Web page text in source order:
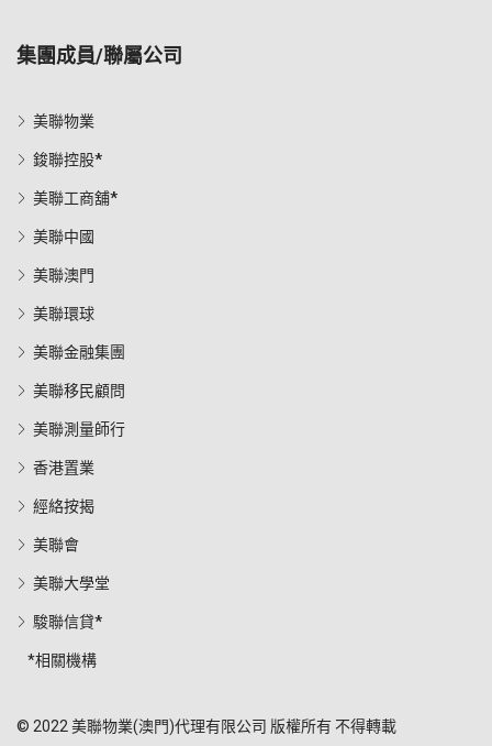
集團成員/聯屬公司
美聯物業
鋑聯控股*
美聯工商舖*
美聯中國
美聯澳門
美聯環球
美聯金融集團
美聯移民顧問
美聯測量師行
香港置業
經絡按揭
美聯會
美聯大學堂
駿聯信貸*
*相關機構
© 2022 美聯物業(澳門)代理有限公司 版權所有 不得轉載